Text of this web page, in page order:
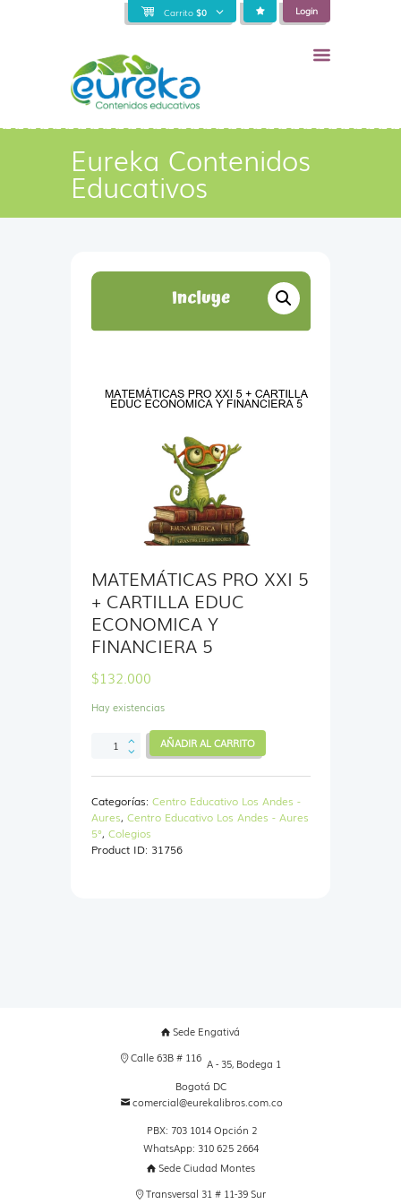
Carrito $0 Login
Eureka Contenidos
Educativos
MATEMÁTICAS PRO XXI 5
+ CARTILLA EDUC
ECONOMICA Y
FINANCIERA 5
$132.000
Hay existencias
MATEMÁTICAS
XXI
+
CARTILLA
EDUC
ECONOMICA
AÑADIR AL CARRITO
Categorías: Centro Educativo Los Andes -
Aures, Centro Educativo Los Andes - Aures
5°, Colegios
Product ID: 31756
Sede Engativá
Calle 63B # 116 A - 35, Bodega 1
Bogotá DC
comercial@eurekalibros.com.co
PBX: 703 1014 Opción 2
WhatsApp: 310 625 2664
Sede Ciudad Montes
Transversal 31 # 11-39 Sur